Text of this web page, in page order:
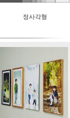
정사각형